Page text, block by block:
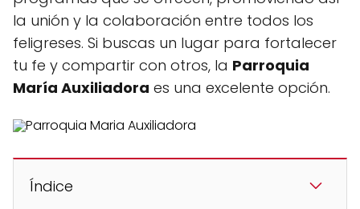
la unión y la colaboración entre todos los
feligreses. Si buscas un lugar para fortalecer
tu fe y compartir con otros, la Parroquia
María Auxiliadora es una excelente opción.
Índice